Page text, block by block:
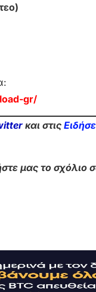
gr/
και στις
μας το σχόλιο